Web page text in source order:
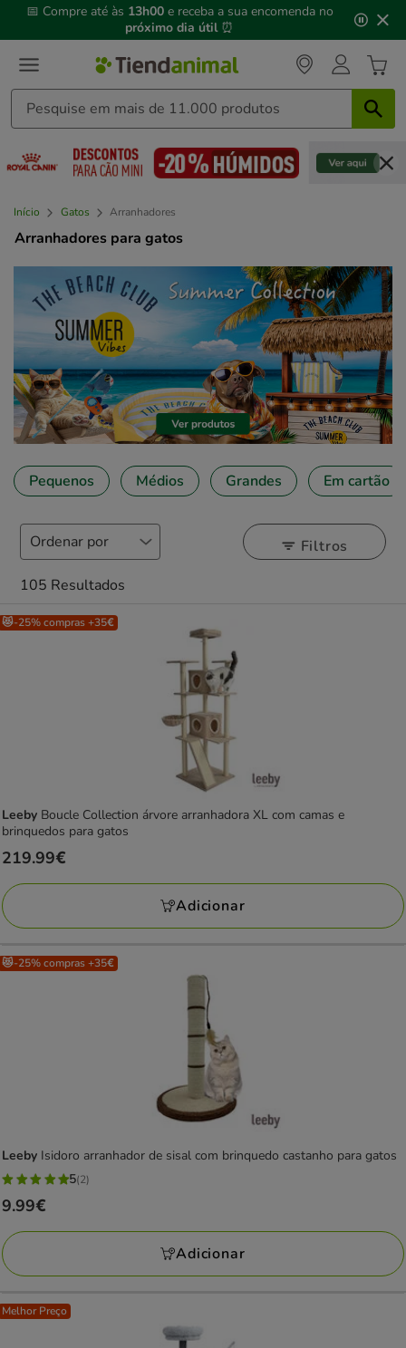
3,
mensagem,
📅 Compre até às 13h00 e receba a sua encomenda no
próximo dia útil ⏰
Início Gatos Arranhadores
Arranhadores para gatos
Pequenos Médios Grandes Em cartão
Filtros
105 Resultados
😻-25% compras +35€
Leeby Boucle Collection árvore arranhadora XL com camas e
brinquedos para gatos
Preço
219.99€
219.99€
Adicionar
😻-25% compras +35€
Leeby Isidoro arranhador de sisal com brinquedo castanho para gatos
5
estrelas
com
2
avaliações
5(2)
Preço
9.99€
9.99€
Adicionar
Melhor Preço